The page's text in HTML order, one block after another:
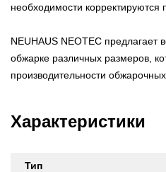
необходимости корректируются
NEUHAUS NEOTEC предлагает
обжарке различных размеров,
производительности обжарочных
Характеристики
Тип